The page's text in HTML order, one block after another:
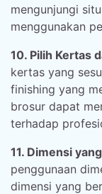
mengunjungi
menggunakan
10. Pilih Kertas
kertas yang
finishing yang
brosur dapat
terhadap
11. Dimensi
penggunaan
dimensi yang